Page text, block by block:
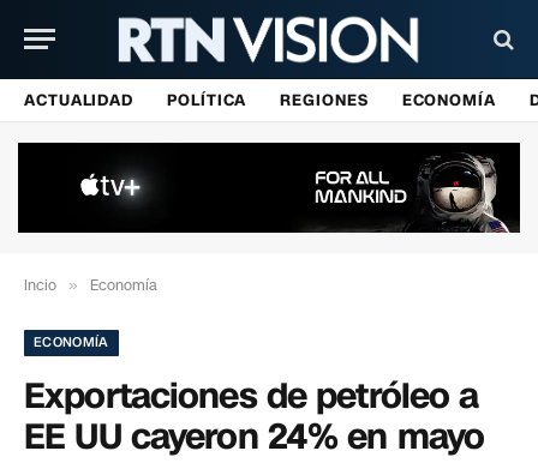
ACTUALIDAD POLÍTICA REGIONES ECONOMÍA
Incio » Economía
ECONOMÍA
Exportaciones de petróleo a
EE UU cayeron 24% en mayo